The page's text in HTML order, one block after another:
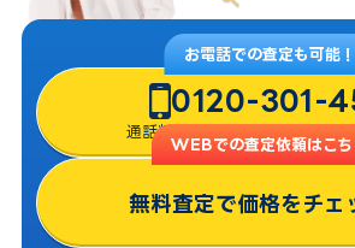
お電話での査定も可能！
0120-301-
通話料無料・8:00〜22:00（年
WEBでの査定依頼はこち
無料査定で価格をチェ